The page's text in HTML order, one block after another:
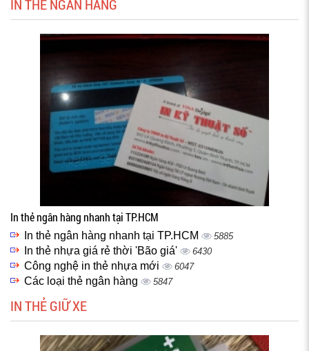
IN THẺ NGÂN HÀNG
In thẻ ngân hàng nhanh tại TP.HCM
In thẻ ngân hàng nhanh tại TP.HCM 5885
In thẻ nhựa giá rẻ thời 'Bão giá' 6430
Công nghệ in thẻ nhựa mới 6047
Các loại thẻ ngân hàng 5847
IN THẺ GIỮ XE